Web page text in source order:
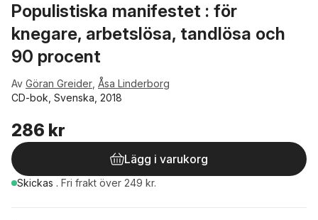
Populistiska manifestet : för
knegare, arbetslösa, tandlösa och
90 procent
Av Göran Greider Åsa Linderborg
CD-bok, Svenska, 2018
286 kr
Lägg i varukorg
Skickas . Fri frakt över 249 kr.